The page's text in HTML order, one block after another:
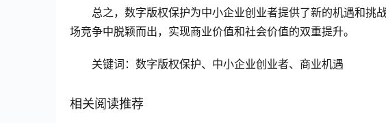
总之，数字版权保护为中小企业创业者提供了新的机遇和挑
场竞争中脱颖而出，实现商业价值和社会价值的双重提升。
关键词：数字版权保护、中小企业创业者、商业机遇
相关阅读推荐